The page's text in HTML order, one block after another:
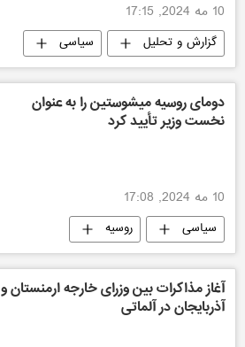
10 مه 2024, 17:15
گزارش و تحلیل سیاسی
دومای روسیه میشوستین را به عنوان
نخست وزیر تأیید کرد
10 مه 2024, 17:08
سیاسی روسیه
آغاز مذاکرات بین وزرای خارجه ارمنستان و
آذربایجان در آلماتی